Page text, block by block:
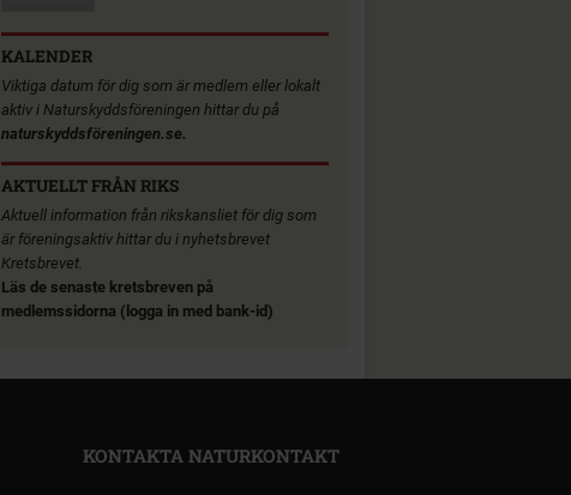
KALENDER
Viktiga datum för dig som är medlem eller lokalt
aktiv i Naturskyddsföreningen hittar du på
naturskyddsföreningen.se.
AKTUELLT FRÅN RIKS
Aktuell information från rikskansliet för dig som
är föreningsaktiv hittar du i nyhetsbrevet
Kretsbrevet.
Läs de senaste kretsbreven på
medlemssidorna (logga in med bank-id)
KONTAKTA NATURKONTAKT